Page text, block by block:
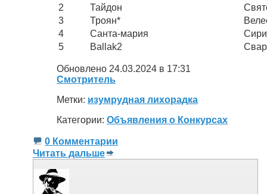
2
Тайдон
3
Троян*
4
Санта-мария
5
Ballak2
Обновлено 24.03.2024 в 17:31
Смотритель
Метки: изумрудная лихорадка
Категории: Объявления о Конкурсах
0 Комментарии
Читать дальше